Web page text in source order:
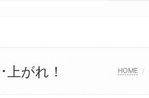
上がれ！ HOME